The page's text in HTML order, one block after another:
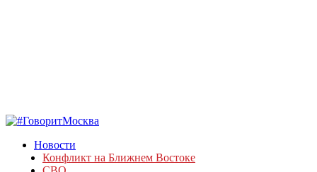
Новости
Конфликт на Ближнем Востоке